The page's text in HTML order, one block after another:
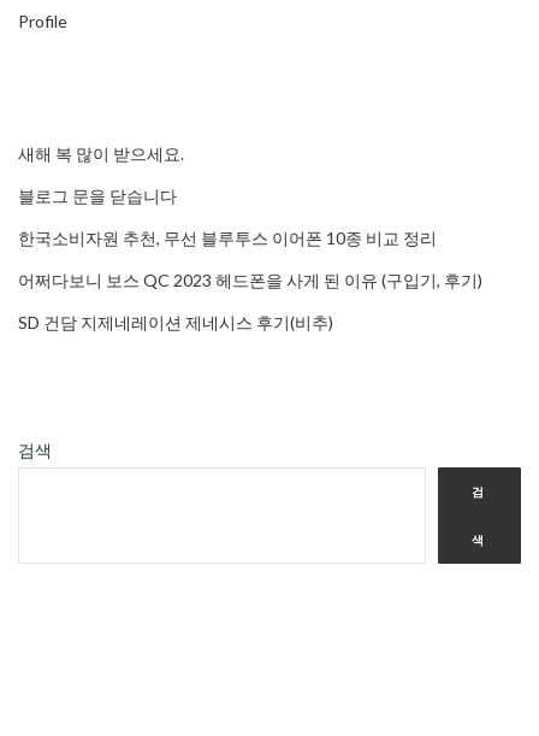
Profile
새해 복 많이 받으세요.
블로그 문을 닫습니다
한국소비자원 추천, 무선 블루투스 이어폰 10종 비교 정리
어쩌다보니 보스 QC 2023 헤드폰을 사게 된 이유 (구입기, 후기)
SD 건담 지제네레이션 제네시스 후기(비추)
검색
검
색